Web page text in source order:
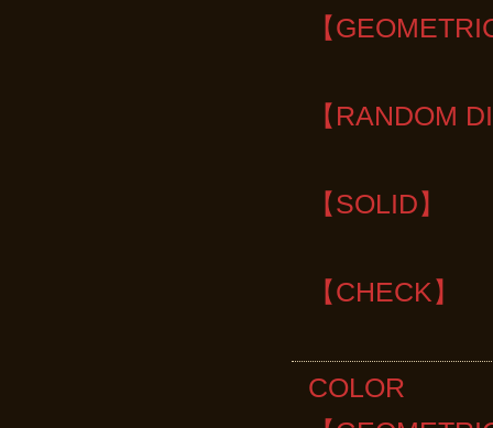
【
【RANDOM
【SOLID】
【CHECK】
COLOR ・